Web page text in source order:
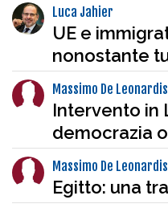
Luca Jahier
UE e
nonostante
Massimo De Leonardis
Intervento in
democrazia
Massimo De Leonardis
Egitto: una